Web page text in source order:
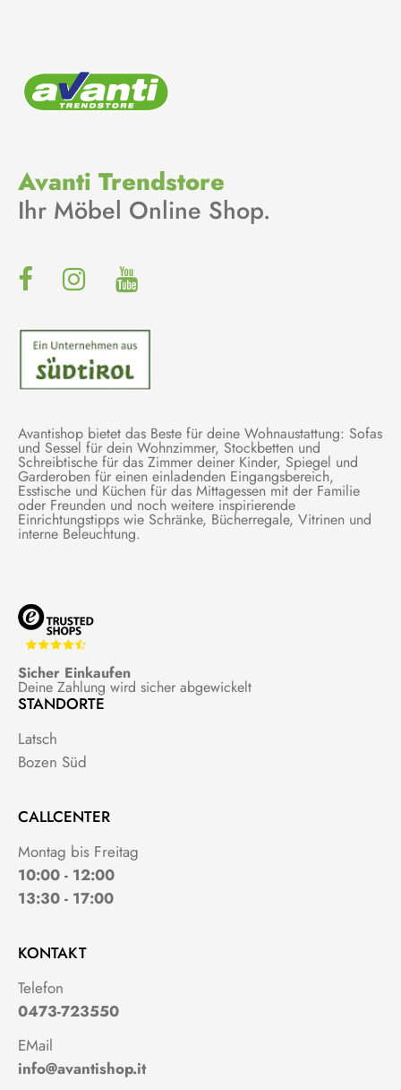
Avanti Trendstore
Ihr Möbel Online Shop.
Avantishop bietet das Beste für deine Wohnaustattung: Sofas
und Sessel für dein Wohnzimmer, Stockbetten und
Schreibtische für das Zimmer deiner Kinder, Spiegel und
Garderoben für einen einladenden Eingangsbereich,
Esstische und Küchen für das Mittagessen mit der Familie
oder Freunden und noch weitere inspirierende
Einrichtungstipps wie Schränke, Bücherregale, Vitrinen und
interne Beleuchtung.
Sicher Einkaufen
Deine Zahlung wird sicher abgewickelt
STANDORTE
Latsch
Bozen Süd
CALLCENTER
Montag bis Freitag
10:00 - 12:00
13:30 - 17:00
KONTAKT
Telefon
0473-723550
EMail
info@avantishop.it